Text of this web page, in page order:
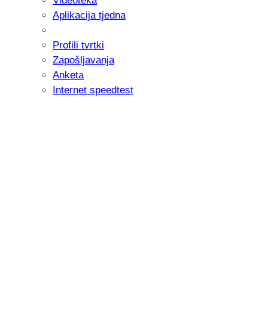
donijelo tanje i izdržljivije preklopne
Aplikacija tjedna
Profili tvrtki
Zapošljavanja
Anketa
Internet speedtest